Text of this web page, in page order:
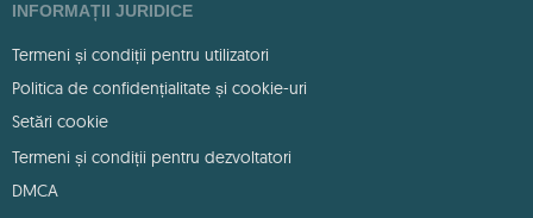
INFORMAȚII JURIDICE
Termeni și condiții pentru utilizatori
Politica de confidențialitate și cookie-uri
Setări cookie
Termeni și condiții pentru dezvoltatori
DMCA